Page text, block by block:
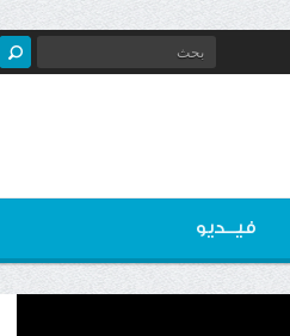
فيــديو